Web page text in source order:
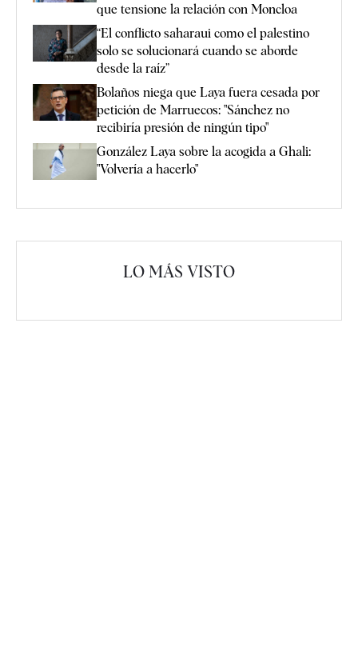
que tensione la relación con Moncloa
“El conflicto saharaui como el palestino
solo se solucionará cuando se aborde
desde la raíz”
Bolaños niega que Laya fuera cesada por
petición de Marruecos: "Sánchez no
recibiría presión de ningún tipo"
González Laya sobre la acogida a Ghali:
"Volvería a hacerlo"
LO MÁS VISTO